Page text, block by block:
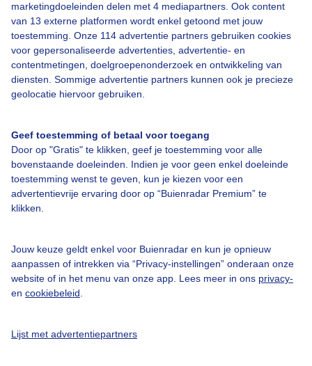
marketingdoeleinden delen met 4 mediapartners. Ook content
van 13 externe platformen wordt enkel getoond met jouw
toestemming. Onze 114 advertentie partners gebruiken cookies
voor gepersonaliseerde advertenties, advertentie- en
contentmetingen, doelgroepenonderzoek en ontwikkeling van
diensten. Sommige advertentie partners kunnen ook je precieze
geolocatie hiervoor gebruiken.
Geef toestemming of betaal voor toegang
Door op "Gratis" te klikken, geef je toestemming voor alle
bovenstaande doeleinden. Indien je voor geen enkel doeleinde
toestemming wenst te geven, kun je kiezen voor een
advertentievrije ervaring door op “Buienradar Premium” te
klikken.
Jouw keuze geldt enkel voor Buienradar en kun je opnieuw
aanpassen of intrekken via “Privacy-instellingen” onderaan onze
website of in het menu van onze app. Lees meer in ons privacy-
en cookiebeleid
Lijst met advertentiepartners
Een moment geduld aub...
Bedrijfsgegevens
Veelgestelde vragen
Contact
Gebruikersvoorwaarden
Adverteren
Buienradar Team